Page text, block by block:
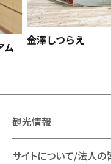
ム
金澤しつらえ
観光情報
サイトについて/法人の